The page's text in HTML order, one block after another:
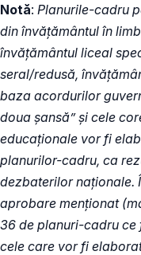
Notă: Planurile-cadru
din învățământul în
învățământul liceal
seral/redusă,
baza acordurilor
doua șansă” și cele
educaționale vor fi
planurilor-cadru, ca
dezbaterilor naționale.
aprobare menționat
36 de planuri-cadru ce
cele care vor fi